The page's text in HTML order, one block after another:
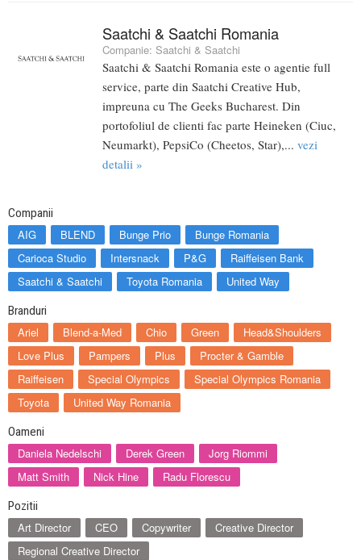
Saatchi & Saatchi Romania
Companie: Saatchi & Saatchi
Saatchi & Saatchi Romania este o agentie full
service, parte din Saatchi Creative Hub,
impreuna cu The Geeks Bucharest. Din
portofoliul de clienti fac parte Heineken (Ciuc,
Neumarkt), PepsiCo (Cheetos, Star),... vezi
detalii »
Companii
AIG BLEND Bunge Prio
Bunge Romania
Carioca Studio
Intersnack P&G
Raiffeisen Bank
Saatchi & Saatchi
Toyota Romania United Way
Branduri
Ariel Blend-a-Med Chio Green
Head&Shoulders
Love Plus
Pampers Plus
Procter & Gamble
Raiffeisen
Special Olympics
Special Olympics Romania
Toyota
United Way Romania
Oameni
Daniela Nedelschi Derek Green
Jorg Riommi
Matt Smith
Nick Hine Radu Florescu
Pozitii
Art Director CEO Copywriter
Creative Director
Regional Creative Director